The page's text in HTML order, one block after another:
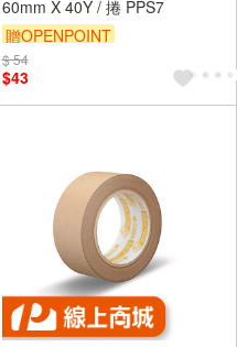
60mm X 40Y / 捲 PPS7
贈OPENPOINT
$ 54
$43